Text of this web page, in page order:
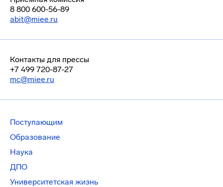
8 800 600-56-89
abit@miee.ru
Контакты для прессы
+7 499 720-87-27
mc@miee.ru
Поступающим
Образование
Наука
ДПО
Университетская жизнь